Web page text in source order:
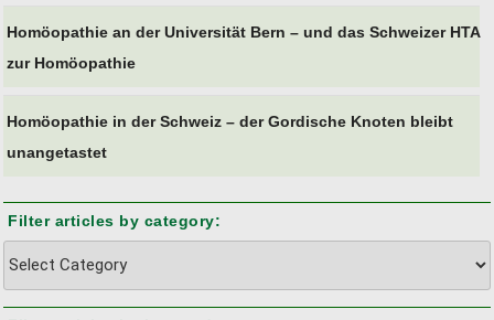
Homöopathie an der Universität Bern – und das Schweizer HTA
zur Homöopathie
Homöopathie in der Schweiz – der Gordische Knoten bleibt
unangetastet
Filter articles by category:
by